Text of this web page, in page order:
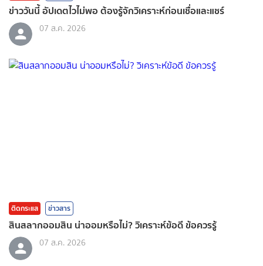
ข่าววันนี้ อัปเดตไวไม่พอ ต้องรู้จักวิเคราะห์ก่อนเชื่อและแชร์
07 ส.ค. 2026
ติดกระแส ข่าวสาร
สินสลากออมสิน น่าออมหรือไม่? วิเคราะห์ข้อดี ข้อควรรู้
07 ส.ค. 2026